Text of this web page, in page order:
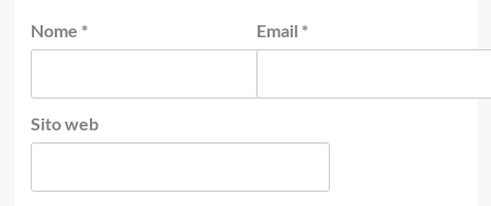
Nome * Email *
Sito web